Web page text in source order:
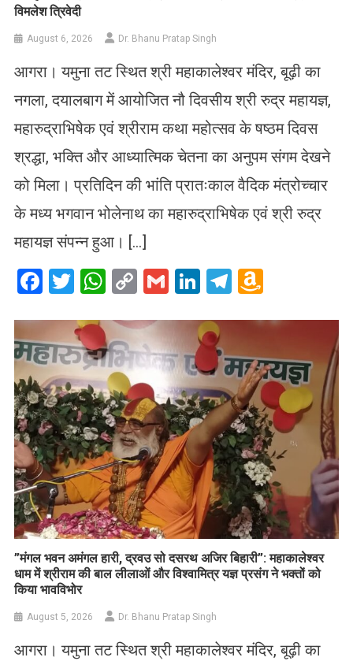
विमलेश त्रिवेदी
August 6, 2026 Dr. Bhanu Pratap Singh
आगरा। यमुना तट स्थित श्री महाकालेश्वर मंदिर, बूढ़ी का
नगला, दयालबाग में आयोजित नौ दिवसीय श्री रुद्र महायज्ञ,
महारुद्राभिषेक एवं श्रीराम कथा महोत्सव के षष्ठम दिवस
श्रद्धा, भक्ति और आध्यात्मिक चेतना का अनुपम संगम देखने
को मिला। प्रतिदिन की भांति प्रातःकाल वैदिक मंत्रोच्चार
के मध्य भगवान भोलेनाथ का महारुद्राभिषेक एवं श्री रुद्र
महायज्ञ संपन्न हुआ। […]
Facebook
Twitter
WhatsApp
CopyGmailLinkedIn
Telegram
List
​”मंगल भवन अमंगल हारी, द्रवउ सो दसरथ अजिर बिहारी”: महाकालेश्वर
धाम में श्रीराम की बाल लीलाओं और विश्वामित्र यज्ञ प्रसंग ने भक्तों को
किया भावविभोर
August 5, 2026 Dr. Bhanu Pratap Singh
आगरा। यमुना तट स्थित श्री महाकालेश्वर मंदिर, बूढ़ी का